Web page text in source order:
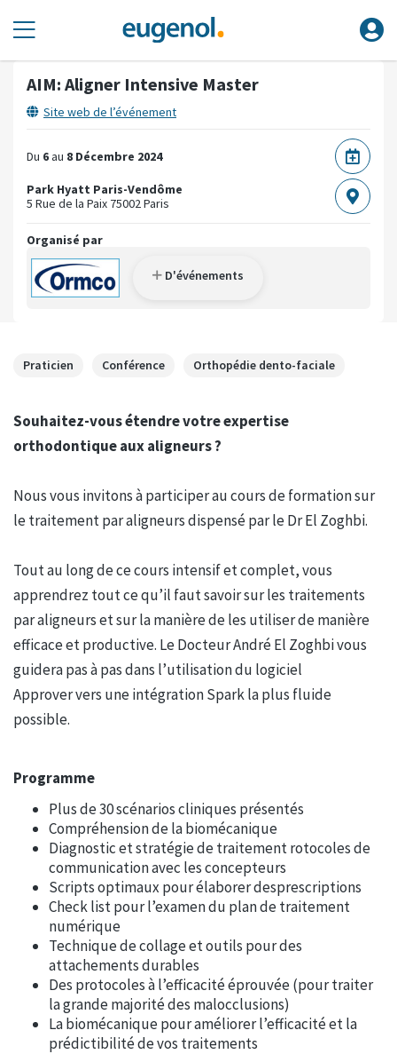
AIM: Aligner Intensive Master
Site web de l’événement
Du 6au 8 Décembre 2024
Park Hyatt Paris-Vendôme
5 Rue de la Paix 75002 Paris
Organisé par
D'événements
Praticien Conférence Orthopédie dento-faciale
Souhaitez-vous étendre votre expertise
orthodontique aux aligneurs ?
Nous vous invitons à participer au cours de formation sur
le traitement par aligneurs dispensé par le Dr El Zoghbi.
Tout au long de ce cours intensif et complet, vous
apprendrez tout ce qu’il faut savoir sur les traitements
par aligneurs et sur la manière de les utiliser de manière
efficace et productive. Le Docteur André El Zoghbi vous
guidera pas à pas dans l’utilisation du logiciel
Approver vers une intégration Spark la plus fluide
possible.
Programme
Plus de 30 scénarios cliniques présentés
Compréhension de la biomécanique
Diagnostic et stratégie de traitement rotocoles de
communication avec les concepteurs
Scripts optimaux pour élaborer desprescriptions
Check list pour l’examen du plan de traitement
numérique
Technique de collage et outils pour des
attachements durables
Des protocoles à l’efficacité éprouvée (pour traiter
la grande majorité des malocclusions)
La biomécanique pour améliorer l’efficacité et la
prédictibilité de vos traitements